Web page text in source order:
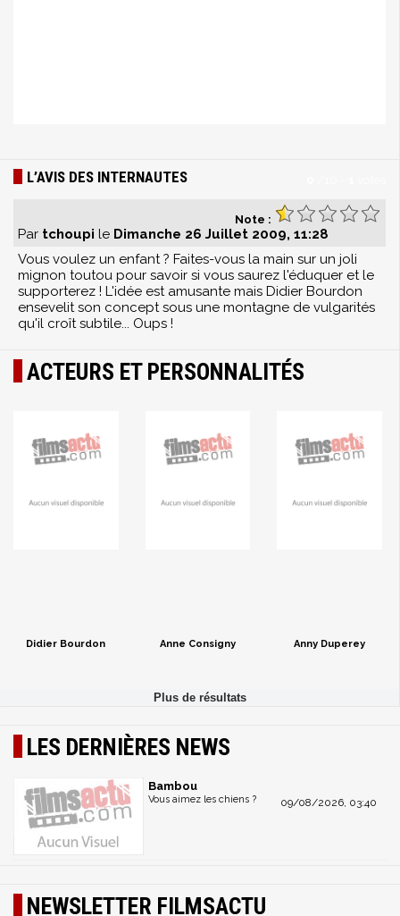
L’AVIS DES INTERNAUTES
Note :
Par tchoupi le Dimanche 26 Juillet 2009, 11:28
Vous voulez un enfant ? Faites-vous la main sur un joli
mignon toutou pour savoir si vous saurez l'éduquer et le
supporterez ! L'idée est amusante mais Didier Bourdon
ensevelit son concept sous une montagne de vulgarités
qu'il croît subtile... Oups !
ACTEURS ET PERSONNALITÉS
Didier Bourdon Anne Consigny Anny Duperey
LES DERNIÈRES NEWS
Bambou
09/08/2026, 03:40
Vous aimez les chiens ?
NEWSLETTER FILMSACTU